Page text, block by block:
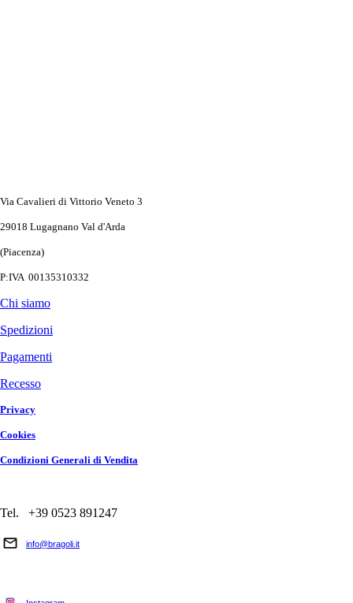
Via Cavalieri di Vittorio Veneto 3
29018 Lugagnano Val d'Arda
(Piacenza)
P:IVA 00135310332
Chi siamo
Spedizioni
Pagamenti
Recesso
Privacy
Cookies
Condizioni Generali di Vendita
Tel. +39 0523 891247
info@bragoli.it